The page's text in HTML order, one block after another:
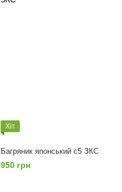
Хіт
Багряник японський с5 ЗКС
950 грн